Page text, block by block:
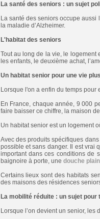
La santé des seniors : un sujet
La santé des seniors occupe
la maladie d’Alzheimer.
L'habitat des seniors
Tout au long de la vie, le logement
les enfants, le deuxième achat,
Un habitat senior pour une vie
Lorsque l'on a enfin du temps
En France, chaque année, 9 000
faire baisser ce chiffre, la maison
Un habitat senior est un logement
Avec des produits spécifiques
possible et sans danger. Il est vrai
important dans ces conditions de
baignoire à porte, une douche
Certains lieux sont des habitats
des maisons des résidences
La mobilité réduite : un sujet pour
Lorsque l’on devient un senior,